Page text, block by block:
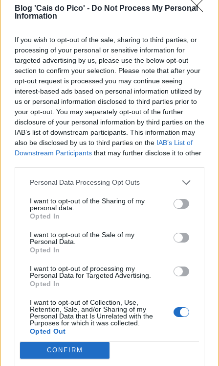
Blog 'Cais do Pico' - Do Not Process My Personal
Information
If you wish to opt-out of the sale, sharing to third parties, or
processing of your personal or sensitive information for
targeted advertising by us, please use the below opt-out
section to confirm your selection. Please note that after your
opt-out request is processed you may continue seeing
interest-based ads based on personal information utilized by
us or personal information disclosed to third parties prior to
your opt-out. You may separately opt-out of the further
disclosure of your personal information by third parties on the
IAB’s list of downstream participants. This information may
also be disclosed by us to third parties on the IAB’s List of
Downstream Participants that may further disclose it to other
Personal Data Processing Opt Outs
I want to opt-out of the Sharing of my
personal data.
Opted In
I want to opt-out of the Sale of my
Personal Data.
Opted In
I want to opt-out of processing my
Personal Data for Targeted Advertising.
Opted In
I want to opt-out of Collection, Use,
Retention, Sale, and/or Sharing of my
Personal Data that Is Unrelated with the
Purposes for which it was collected.
Opted Out
CONFIRM